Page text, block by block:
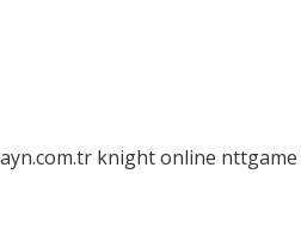
knight online nttgame